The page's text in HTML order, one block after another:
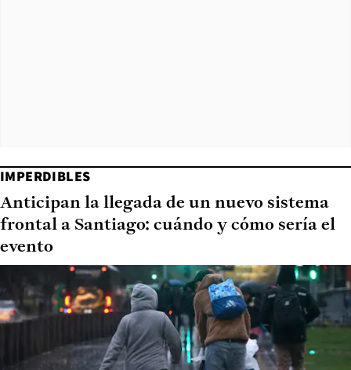
IMPERDIBLES
Anticipan la llegada de un nuevo sistema
frontal a Santiago: cuándo y cómo sería el
evento